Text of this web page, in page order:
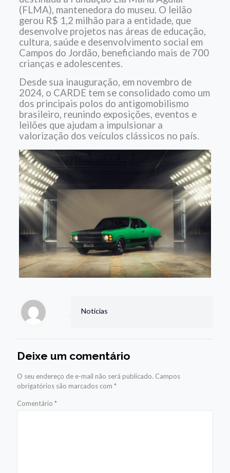
(FLMA), mantenedora do museu. O leilão
gerou R$ 1,2 milhão para a entidade, que
desenvolve projetos nas áreas de educação,
cultura, saúde e desenvolvimento social em
Campos do Jordão, beneficiando mais de 700
crianças e adolescentes.
Desde sua inauguração, em novembro de
2024, o CARDE tem se consolidado como um
dos principais polos do antigomobilismo
brasileiro, reunindo exposições, eventos e
leilões que ajudam a impulsionar a
valorização dos veículos clássicos no país.
Noticias
Deixe um comentário
O seu endereço de e-mail não será publicado. Campos
obrigatórios são marcados com *
Comentário *